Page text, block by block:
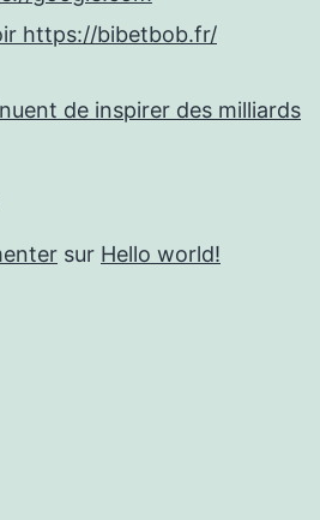
https://bibetbob.fr/
de inspirer des milliards
sur Hello world!